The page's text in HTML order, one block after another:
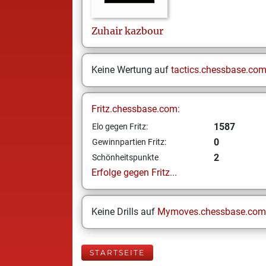
Zuhair kazbour
Keine Wertung auf tactics.chessbase.com
Fritz.chessbase.com:
Elo gegen Fritz: 1587
Gewinnpartien Fritz: 0
Schönheitspunkte
2
Erfolge gegen Fritz...
Keine Drills auf Mymoves.chessbase.com
STARTSEITE